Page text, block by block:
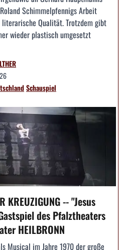
Schimmelpfennigs Arbeit
Qualität. Trotzdem gibt
wieder plastisch umgesetzt
Schauspiel
KREUZIGUNG -- "Jesus
des Pfalztheaters
HEILBRONN
Musical im Jahre 1970 der große